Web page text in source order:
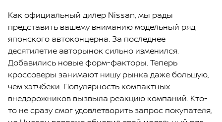
Как официальный дилер Nissan, мы рады
представить вашему вниманию модельный ряд
японского автоконцерна. За последнее
десятилетие авторынок сильно изменился.
Добавились новые форм-факторы. Теперь
кроссоверы занимают нишу рынка даже большую,
чем хэтчбеки. Популярность компактных
внедорожников вызвыла реакцию компаний. Кто-
то не сразу смог удовлетворить запрос покупателя,